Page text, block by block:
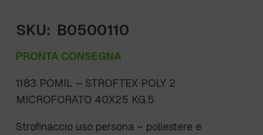
SKU: B0500110
PRONTA CONSEGNA
1183 POMIL – STROFTEX POLY 2
MICROFORATO 40X25 KG.5
Strofinaccio uso persona – poliestere e